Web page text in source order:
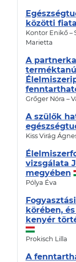
közötti
Kontor Enikő –
Marietta
A
Grőger Nóra –
A szülők
Kiss Virág
vizsgálata
megyében
Pólya Éva
körében,
kenyér
Prokisch Lilla
A